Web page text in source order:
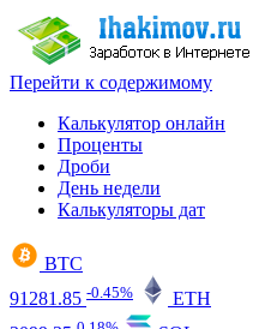
Перейти к содержимому
Калькулятор онлайн
Проценты
Дроби
День недели
Калькуляторы дат
BTC
91281.85 -0.45%
ETH